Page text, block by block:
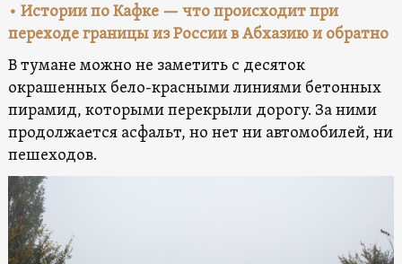
• Истории по Кафке — что происходит при
переходе границы из России в Абхазию и обратно
В тумане можно не заметить с десяток
окрашенных бело-красными линиями бетонных
пирамид, которыми перекрыли дорогу. За ними
продолжается асфальт, но нет ни автомобилей, ни
пешеходов.